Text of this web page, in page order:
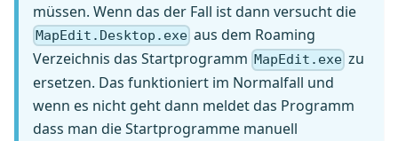
müssen. Wenn das der Fall ist dann versucht die
MapEdit.Desktop.exe aus dem Roaming
Verzeichnis das Startprogramm MapEdit.exe zu
ersetzen. Das funktioniert im Normalfall und
wenn es nicht geht dann meldet das Programm
dass man die Startprogramme manuell